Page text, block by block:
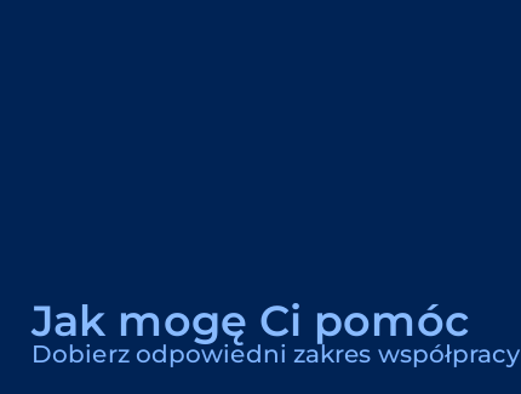
Jak mogę Ci pomóc
Dobierz odpowiedni zakres współpracy